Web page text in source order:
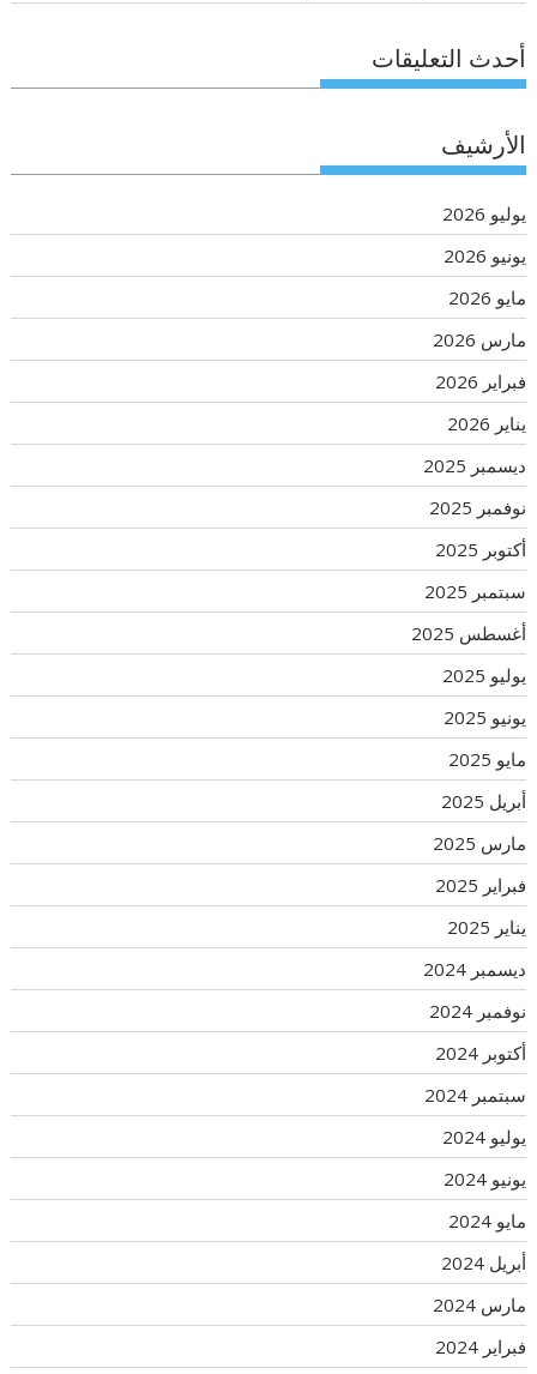
أحدث التعليقات
الأرشيف
يوليو 2026
يونيو 2026
مايو 2026
مارس 2026
فبراير 2026
يناير 2026
ديسمبر 2025
نوفمبر 2025
أكتوبر 2025
سبتمبر 2025
أغسطس 2025
يوليو 2025
يونيو 2025
مايو 2025
أبريل 2025
مارس 2025
فبراير 2025
يناير 2025
ديسمبر 2024
نوفمبر 2024
أكتوبر 2024
سبتمبر 2024
يوليو 2024
يونيو 2024
مايو 2024
أبريل 2024
مارس 2024
فبراير 2024